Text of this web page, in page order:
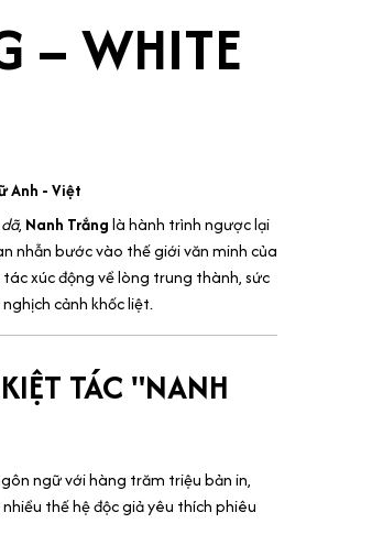
– WHITE
Anh - Việt
, Nanh Trắnglà hành trình ngược lại
nhẫn bước vào thế giới văn minh của
xúc động về lòng trung thành, sức
cảnh khốc liệt.
TÁC "NANH
ngữ với hàng trăm triệu bản in,
thế hệ độc giả yêu thích phiêu